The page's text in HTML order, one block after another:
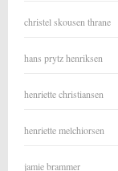
christel skousen thrane
hans prytz henriksen
henriette christiansen
henriette melchiorsen
jamie brammer